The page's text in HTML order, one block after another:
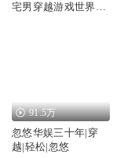
宅男穿越游戏世界去
91.5万
忽悠华娱三十年|穿
越|轻松|忽悠